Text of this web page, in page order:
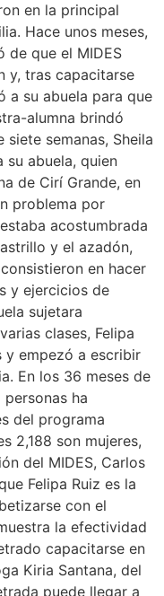
en la principal
Hace unos meses,
de que el MIDES
y, tras capacitarse
a su abuela para que
alumna brindó
semanas, Sheila
abuela, quien
de Cirí Grande, en
problema por
acostumbrada
y el azadón,
en hacer
y ejercicios de
sujetara
clases, Felipa
y empezó a escribir
En los 36 meses de
ha
del programa
2,188 son mujeres,
del MIDES, Carlos
Felipa Ruiz es la
con el
la efectividad
capacitarse en
Kiria Santana, del
puede llegar a